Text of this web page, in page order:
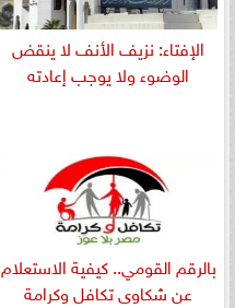
الإفتاء: نزيف الأنف لا ينقض
الوضوء ولا يوجب إعادته
بالرقم القومي.. كيفية الاستعلام
عن شكاوى تكافل وكرامة